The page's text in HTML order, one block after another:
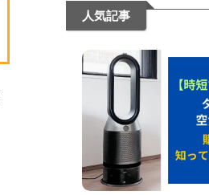
人気記事